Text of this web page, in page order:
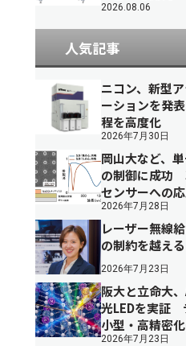
2026.08.06
人気記事
ニコン、新型
ーションを発
程を高度化
2026年7月30日
岡山大など、
の制御に成功
センサーへの
2026年7月28日
レーザー無線
の制約を越える
2026年7月23日
阪大と立命大
光LEDを実証
小型・高精密
2026年7月23日